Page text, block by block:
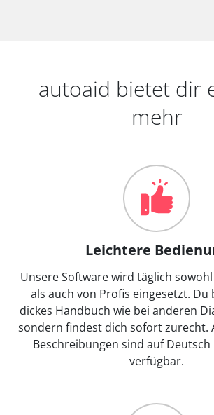
autoaid bietet dir
mehr
Leichtere
Unsere Software wird täglich
als auch von Profis eingesetzt. Du
dickes Handbuch wie bei anderen
sondern findest dich sofort zurecht.
Beschreibungen sind auf Deutsch
verfügbar.